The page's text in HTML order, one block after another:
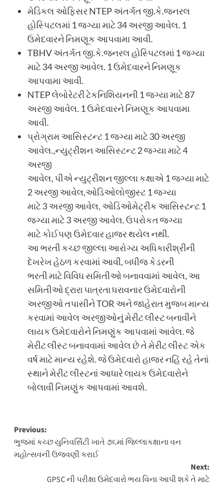
મેડિકલ ઓફિસર NTEP અંતર્ગત જી.કે.જનરલ
હોસ્પિટલમાં 1 જગ્યા માટે 34 અરજી આવેલ. 1
ઉમેદવારને નિમણૂક આપવામા આવી.
TBHV અંતર્ગત જી.કે.જનરલ હોસ્પિટલમાં 1 જગ્યા
માટે 34 અરજી આવેલ. 1 ઉમેદવારને નિમણૂક
આપવામા આવી.
NTEP લેબોરેટરી ટેકનિશિયનની 1 જગ્યા માટે 87
અરજી આવેલ. 1 ઉમેદવારને નિમણૂક આપવામા
આવી.
પ્રોગ્રામ આસિસ્ટન્ટ 1 જગ્યા માટે 30 અરજી
આવેલ.,ન્યુટ્રીશન આસિસ્ટન્ટ 2 જગ્યા માટે 4
અરજી
આવેલ, પીએ ન્યુટ્રીશન જીલ્લા કક્ષાએ 1 જગ્યા માટે
2 અરજી આવેલ,ઓડિઓલોજીસ્ટ 1 જગ્યા
માટે 3 અરજી આવેલ, ઓડિઓમેટ્રીક આસિસ્ટન્ટ 1
જગ્યા માટે 3 અરજી આવેલ. ઉપરોકત જગ્યા
માટે કોઈપણ ઉમેદવાર હાજર થયેલ નથી.
આ ભરતી કચ્છ જીલ્લા આરોગ્ય અધિકારીશ્રીની
દેખરેખ હેઠળ કરવામાં આવી, બધીજ કેડરની
ભરતી માટે વિવિધ સમિતીઓ બનાવવામાં આવેલ, આ
સમિતીઓ દ્રારા પાત્રતા ધરાવનાર ઉમેદવારોની
અરજીઓ તપાસીને TOR અને જાહેરાત મુજબ માન્ય
કરવામાં આવેલ અરજીઓનું મેરીટ લીસ્ટ બનાવીને
લાયક ઉમેદવારોને નિમણુંક આપવામાં આવેલ. જે
મેરીટ લીસ્ટ બનાવવામાં આવેલ છે તે મેરીટ લીસ્ટ એક
વર્ષ માટે માન્ય રહેશે. જે ઉમેદવારો હાજર નહિં રહે તેનાં
સ્થાને મેરીટ લીસ્ટનાં આધારે લાયક ઉમેદવારોને
બોલાવી નિમણુંક આપવામાં આવશે.
Post
navigation
Previous:
ભુજમાં કચ્છ યુનિવર્સિટી ખાતે ૭૬માં જિલ્લાકક્ષાના વન
મહોત્સવની ઉજવણી કરાઈ
Next:
GPSC ની પરીક્ષા ઉમેદવારો ભય વિના આપી શકે તે માટે